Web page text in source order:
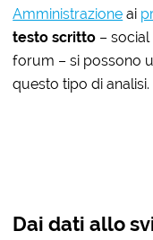
Amministrazione ai
testo scritto –
forum – si possono
questo tipo di analisi.
Dai dati allo